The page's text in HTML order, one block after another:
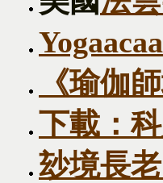
《瑜伽
下載：
玅境長